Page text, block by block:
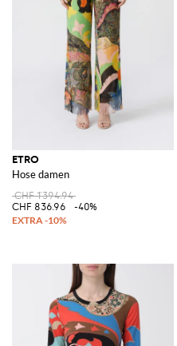
ETRO
Hose damen
CHF 1'394.94
CHF 836.96
-40%